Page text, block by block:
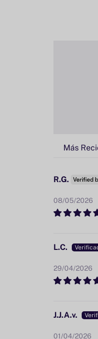
Sort by
08/05/2026
R.G.
29/04/2026
L.C.
01/04/2026
J.J.A.v.